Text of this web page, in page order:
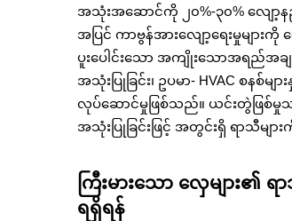
အသုံးအဆောင်ကို ၂၀%-၃၀% လျော့
အပြင် ကာဗွန်အားလျော့ရေးမှုမျာ
ပူးပေါင်းသော အကျိုးသောအရည်အ
အသုံးပြုခြင်း၊ ဥပမာ- HVAC စနစ်မ
လုပ်ဆောင်မှုဖြစ်သည်။ ယင်းတွဲဖြစ်မှု
အသုံးပြုခြင်းဖြင့် အတွင်းရှိ ရာသီမျ
ကြီးမားသော လှေများ၏
ရရှိရန်